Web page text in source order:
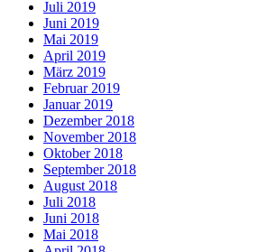
Juli 2019
Juni 2019
Mai 2019
April 2019
März 2019
Februar 2019
Januar 2019
Dezember 2018
November 2018
Oktober 2018
September 2018
August 2018
Juli 2018
Juni 2018
Mai 2018